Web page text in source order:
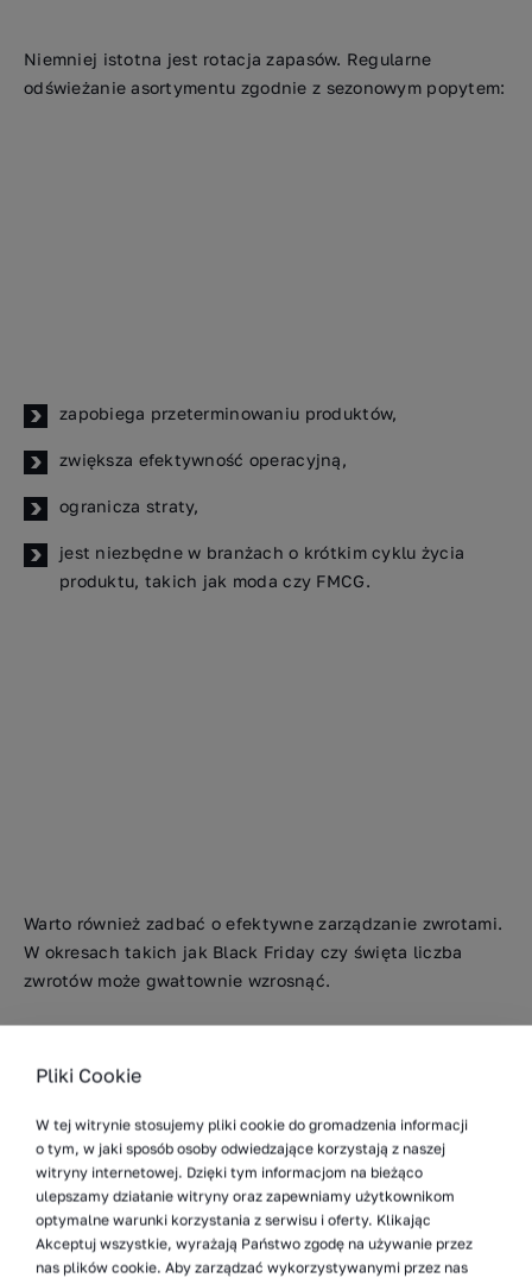
Niemniej istotna jest rotacja zapasów. Regularne
odświeżanie asortymentu zgodnie z sezonowym popytem:
zapobiega przeterminowaniu produktów,
zwiększa efektywność operacyjną,
ogranicza straty,
jest niezbędne w branżach o krótkim cyklu życia
produktu, takich jak moda czy FMCG.
Warto również zadbać o efektywne zarządzanie zwrotami.
W okresach takich jak Black Friday czy święta liczba
zwrotów może gwałtownie wzrosnąć.
Pliki Cookie
W tej witrynie stosujemy pliki cookie do gromadzenia informacji
o tym, w jaki sposób osoby odwiedzające korzystają z naszej
witryny internetowej. Dzięki tym informacjom na bieżąco
ulepszamy działanie witryny oraz zapewniamy użytkownikom
optymalne warunki korzystania z serwisu i oferty. Klikając
Akceptuj wszystkie, wyrażają Państwo zgodę na używanie przez
nas plików cookie. Aby zarządzać wykorzystywanymi przez nas